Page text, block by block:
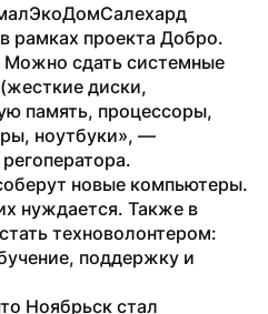
рамках проекта Добро.
сдать системные
диски,
память, процессоры,
ноутбуки», —
новые компьютеры.
нуждается. Также в
техноволонтером:
поддержку и
Ноябрьск стал